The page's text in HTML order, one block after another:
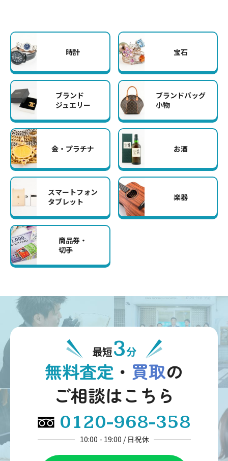
時計 宝石
ブランド
ジュエリー
ブランドバッグ
小物
金・プラチナ お酒
スマートフォン
タブレット
楽器
商品券・
切手
最短3分
無料査定 ・ 買取の
ご相談はこちら
0120-968-358
10:00 - 19:00 / 日祝休